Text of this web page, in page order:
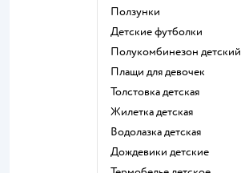
Ползунки
Детские футболки
Полукомбинезон детский
Плащи для девочек
Толстовка детская
Жилетка детская
Водолазка детская
Дождевики детские